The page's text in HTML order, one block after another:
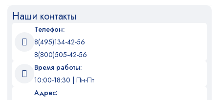
Наши контакты
Телефон:
8(495)134-42-56
8(800)505-42-56
Время работы:
10:00-18:30 | Пн-Пт
Адрес: